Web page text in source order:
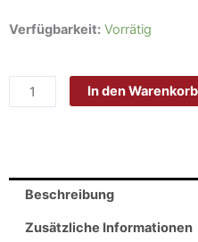
Verfügbarkeit: Vorrätig
Schild
-
Spruch
ich
In den Warenkorb
Beschreibung
Zusätzliche Informationen